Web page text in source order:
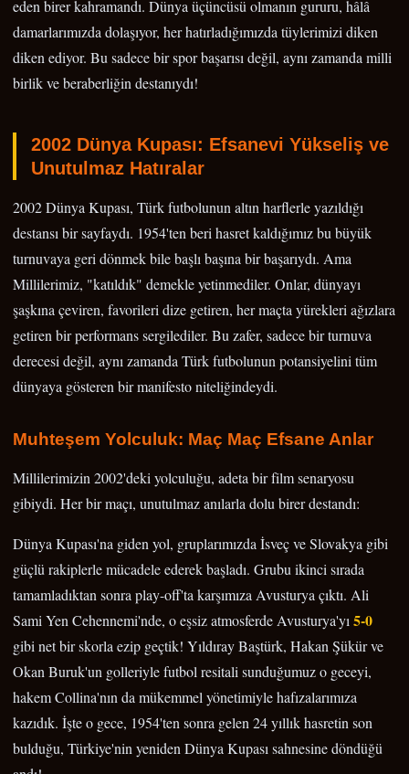
eden birer kahramandı. Dünya üçüncüsü olmanın gururu, hâlâ
damarlarımızda dolaşıyor, her hatırladığımızda tüylerimizi diken
diken ediyor. Bu sadece bir spor başarısı değil, aynı zamanda milli
birlik ve beraberliğin destanıydı!
2002 Dünya Kupası: Efsanevi Yükseliş ve
Unutulmaz Hatıralar
2002 Dünya Kupası, Türk futbolunun altın harflerle yazıldığı
destansı bir sayfaydı. 1954'ten beri hasret kaldığımız bu büyük
turnuvaya geri dönmek bile başlı başına bir başarıydı. Ama
Millilerimiz, "katıldık" demekle yetinmediler. Onlar, dünyayı
şaşkına çeviren, favorileri dize getiren, her maçta yürekleri ağızlara
getiren bir performans sergilediler. Bu zafer, sadece bir turnuva
derecesi değil, aynı zamanda Türk futbolunun potansiyelini tüm
dünyaya gösteren bir manifesto niteliğindeydi.
Muhteşem Yolculuk: Maç Maç Efsane Anlar
Millilerimizin 2002'deki yolculuğu, adeta bir film senaryosu
gibiydi. Her bir maçı, unutulmaz anılarla dolu birer destandı:
Dünya Kupası'na giden yol, gruplarımızda İsveç ve Slovakya gibi
güçlü rakiplerle mücadele ederek başladı. Grubu ikinci sırada
tamamladıktan sonra play-off'ta karşımıza Avusturya çıktı. Ali
Sami Yen Cehennemi'nde, o eşsiz atmosferde Avusturya'yı 5-0
gibi net bir skorla ezip geçtik! Yıldıray Baştürk, Hakan Şükür ve
Okan Buruk'un golleriyle futbol resitali sunduğumuz o geceyi,
hakem Collina'nın da mükemmel yönetimiyle hafızalarımıza
kazıdık. İşte o gece, 1954'ten sonra gelen 24 yıllık hasretin son
bulduğu, Türkiye'nin yeniden Dünya Kupası sahnesine döndüğü